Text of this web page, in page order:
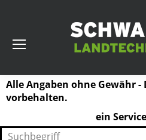
Alle Angaben ohne Gewähr
vorbehalten.
ein